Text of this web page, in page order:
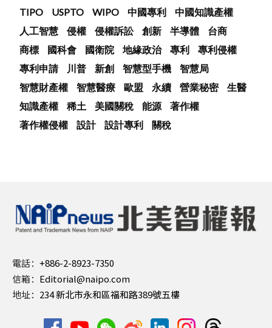
TIPO
USPTO WIPO 中國專利
中國知識產權
人工智慧
侵權 侵權訴訟 創新 半導體
台商
商標
國科會 國衛院 地緣政治 專利
專利侵權
專利申請
川普 新創 智慧型手機
智慧局
智慧財產權
智慧醫療 歐盟 永續 營業秘密
生醫
知識產權
稀土 美國關稅 能源
著作權
著作權侵權
設計 設計專利 關稅
電話： +886-2-8923-7350
信箱： Editorial@naipo.com
地址： 234 新北市永和區福和路389號五樓